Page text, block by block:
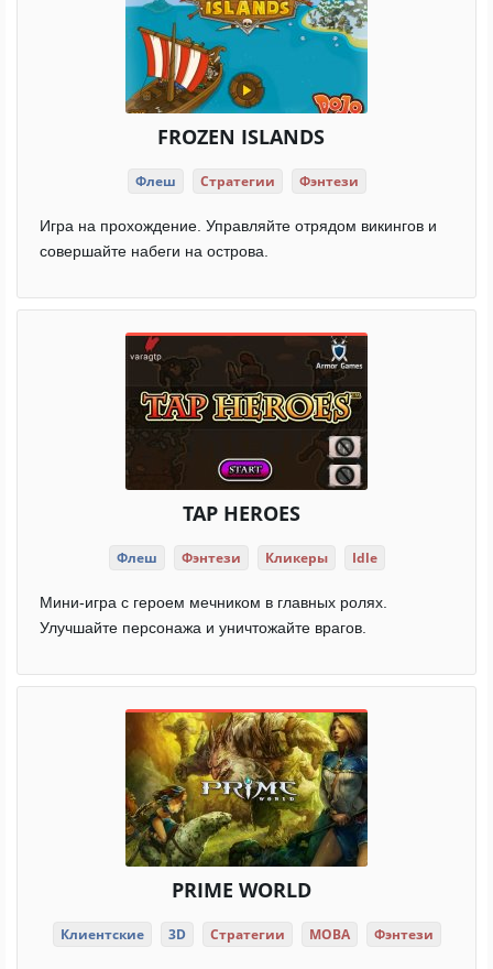
FROZEN ISLANDS
Флеш Стратегии Фэнтези
Игра на прохождение. Управляйте отрядом викингов и
совершайте набеги на острова.
TAP HEROES
Флеш Фэнтези Кликеры Idle
Мини-игра с героем мечником в главных ролях.
Улучшайте персонажа и уничтожайте врагов.
PRIME WORLD
Клиентские 3D Стратегии MOBA Фэнтези